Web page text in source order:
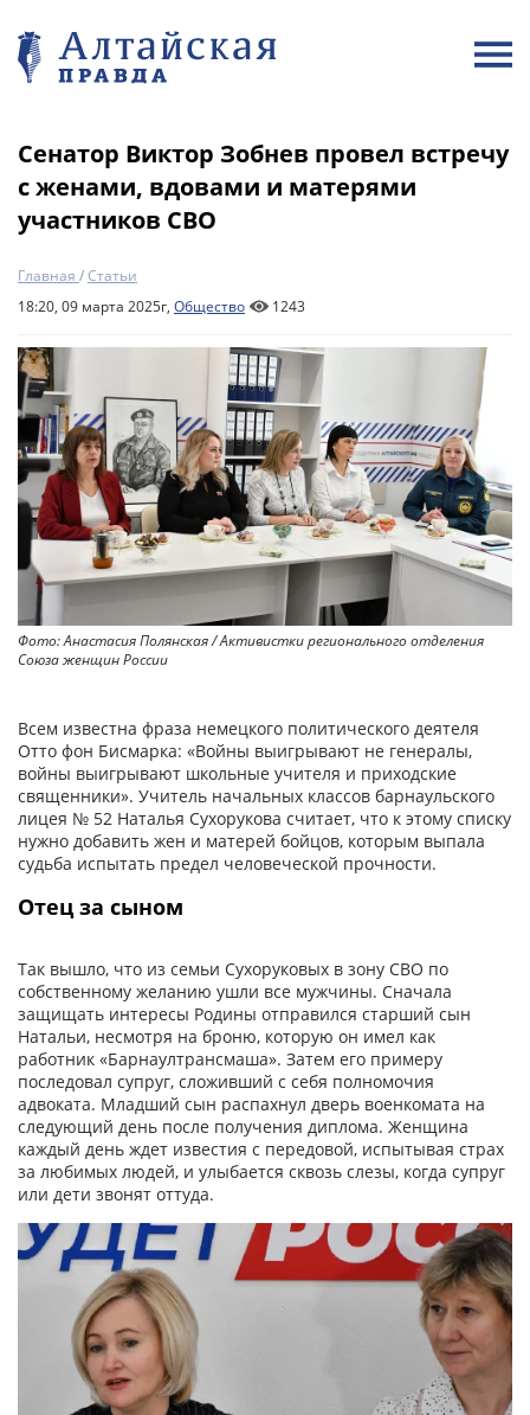
Сенатор Виктор Зобнев провел встречу
с женами, вдовами и матерями
участников СВО
Главная /Статьи
18:20, 09 марта 2025г, Общество 1243
Фото: Анастасия Полянская / Активистки регионального отделения
Союза женщин России
Всем известна фраза немецкого политического деятеля
Отто фон Бисмарка: «Войны выигрывают не генералы,
войны выигрывают школьные учителя и приходские
священники». Учитель начальных классов барнаульского
лицея № 52 Наталья Сухорукова считает, что к этому списку
нужно добавить жен и матерей бойцов, которым выпала
судьба испытать предел человеческой прочности.
Отец за сыном
Так вышло, что из семьи Сухоруковых в зону СВО по
собственному желанию ушли все мужчины. Сначала
защищать интересы Родины отправился старший сын
Натальи, несмотря на броню, которую он имел как
работник «Барнаултрансмаша». Затем его примеру
последовал супруг, сложивший с себя полномочия
адвоката. Младший сын распахнул дверь военкомата на
следующий день после получения диплома. Женщина
каждый день ждет известия с передовой, испытывая страх
за любимых людей, и улыбается сквозь слезы, когда супруг
или дети звонят оттуда.